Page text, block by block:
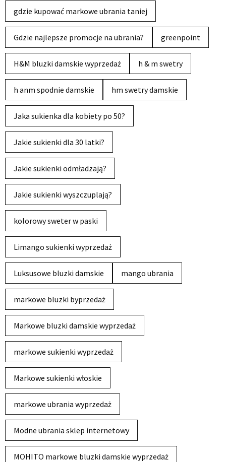
gdzie kupować markowe ubrania taniej
Gdzie najlepsze promocje na ubrania? greenpoint
H&M bluzki damskie wyprzedaż h & m swetry
h anm spodnie damskie hm swetry damskie
Jaka sukienka dla kobiety po 50?
Jakie sukienki dla 30 latki?
Jakie sukienki odmładzają?
Jakie sukienki wyszczuplają?
kolorowy sweter w paski
Limango sukienki wyprzedaż
Luksusowe bluzki damskie mango ubrania
markowe bluzki byprzedaż
Markowe bluzki damskie wyprzedaż
markowe sukienki wyprzedaż
Markowe sukienki włoskie
markowe ubrania wyprzedaż
Modne ubrania sklep internetowy
MOHITO markowe bluzki damskie wyprzedaż